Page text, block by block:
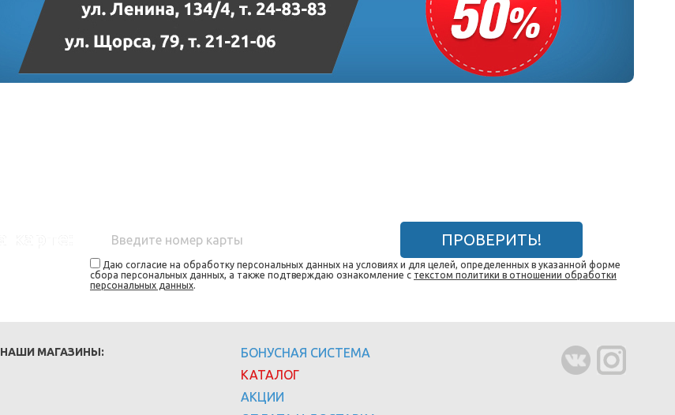
ПРОВЕРИТЬ!
Даю согласие на обработку персональных данных на условиях и для целей, определенных в указанной форме
сбора персональных данных, а также подтверждаю ознакомление с текстом политики в отношении обработки
персональных данных.
НАШИ МАГАЗИНЫ:
БОНУСНАЯ СИСТЕМА
КАТАЛОГ
АКЦИИ